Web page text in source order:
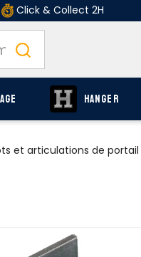
Click & Collect 2H
HANGER
et articulations de portail